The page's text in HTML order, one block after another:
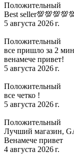
Положительный
Best
5 августа 2026 г.
Положительный
все пришло за 2
венамече привет!
5 августа 2026 г.
Положительный
все четко !
5 августа 2026 г.
Положительный
Лучший магазин,
Венамече привет
4 августа 2026 г.